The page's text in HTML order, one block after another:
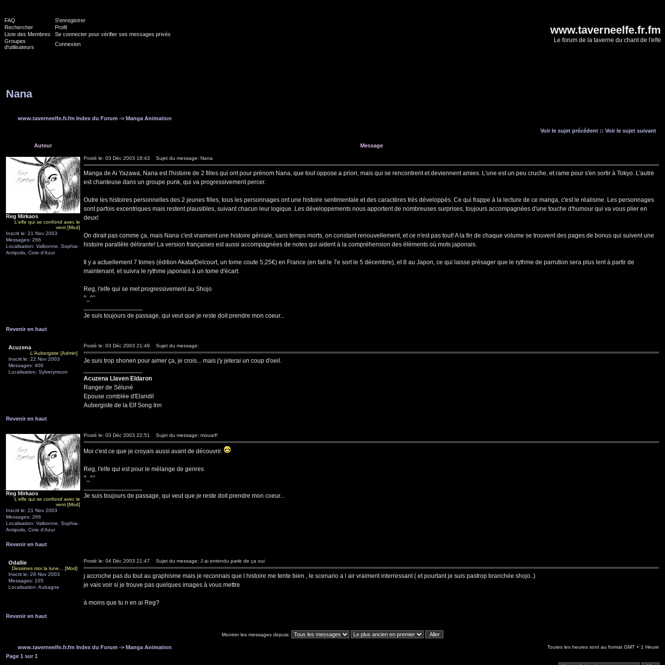
FAQ
S'enregistrer
Rechercher
Profil
Liste des Membres
Se connecter pour vérifier ses messages privés
Groupes
d'utilisateurs
Connexion
www.taverneelfe.fr.fm
Le forum de la taverne du chant de l'elfe
Nana
www.taverneelfe.fr.fm Index du Forum -> Manga Animation
Voir le sujet précédent :: Voir le sujet suivant
Auteur Message
Reg Mirkaos
L'elfe qui se confond avec le
vent [Mod]
Inscrit le: 21 Nov 2003
Messages: 266
Localisation: Valbonne, Sophia-
Antipolis, Cote d'Azur
Posté le: 03 Déc 2003 18:43 Sujet du message: Nana
Manga de Ai Yazawa, Nana est l'histoire de 2 filles qui ont pour prénom Nana, que tout oppose a priori, mais qui se rencontrent et deviennent amies. L'une est un peu cruche, et rame pour s'en sortir à Tokyo. L'autre
est chanteuse dans un groupe punk, qui va progressivement percer.
Outre les histoires personnelles des 2 jeunes filles, tous les personnages ont une histoire sentimentale et des caractères très développés. Ce qui frappe à la lecture de ce manga, c'est le réalisme. Les personnages
sont parfois excentriques mais restent plausibles, suivant chacun leur logique. Les développements nous apportent de nombreuses surprises, toujours accompagnées d'une touche d'humour qui va vous plier en
deux!
On dirait pas comme ça, mais Nana c'est vraiment une histoire géniale, sans temps morts, on constant renouvellement, et ce n'est pas tout! A la fin de chaque volume se trouvent des pages de bonus qui suivent une
histoire parallèle délirante! La version françaises est aussi accompagnées de notes qui aident à la compréhension des éléments où mots japonais.
Il y a actuellement 7 tomes (édition Akata/Delcourt, un tome coute 5,25€) en France (en fait le 7e sort le 5 décembre), et 8 au Japon, ce qui laisse présager que le rythme de parrution sera plus lent à partir de
maintenant, et suivra le rythme japonais à un tome d'écart.
Reg, l'elfe qui se met progressivement au Shojo
^_^°
Je suis toujours de passage, qui veut que je reste doit prendre mon coeur...
Revenir en haut
Acuzena
L'Aubergiste [Admin]
Inscrit le: 22 Nov 2003
Messages: 406
Localisation: Sylverymoon
Posté le: 03 Déc 2003 21:49 Sujet du message:
Je suis trop shonen pour aimer ça, je crois... mais j'y jeterai un coup d'oeil.
Acuzena Llaven Eldaron
Ranger de Séluné
Epouse comblée d'Elandil
Aubergiste de la Elf Song Inn
Revenir en haut
Reg Mirkaos
L'elfe qui se confond avec le
vent [Mod]
Inscrit le: 21 Nov 2003
Messages: 266
Localisation: Valbonne, Sophia-
Antipolis, Cote d'Azur
Posté le: 03 Déc 2003 22:51 Sujet du message: mouarf!
Moi c'est ce que je croyais aussi avant de découvrir.
Reg, l'elfe qui est pour le mélange de genres
^_^°
Je suis toujours de passage, qui veut que je reste doit prendre mon coeur...
Revenir en haut
Odallie
Dessines moi la lune... [Mod]
Inscrit le: 29 Nov 2003
Messages: 105
Localisation: Aubagne
Posté le: 04 Déc 2003 21:47 Sujet du message: J ai entendu parle de ça oui
j accroche pas du tout au graphisme mais je reconnais que l histoire me tente bien , le scenario a l air vraiment interressant ( et pourtant je suis pastrop branchée shojo..)
je vais voir si je trouve pas quelques images à vous mettre
à moins que tu n en ai Reg?
Revenir en haut
Montrer les messages depuis:
www.taverneelfe.fr.fm Index du Forum -> Manga Animation Toutes les heures sont au format GMT + 1 Heure
Page 1 sur1